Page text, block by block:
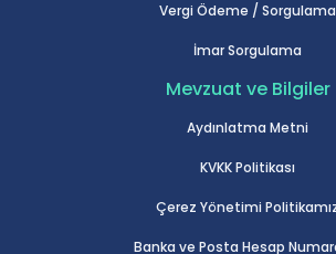
Vergi Ödeme / Sorgulama
İmar Sorgulama
Mevzuat ve Bilgiler
Aydınlatma Metni
KVKK Politikası
Çerez Yönetimi
Banka ve Posta Hesap